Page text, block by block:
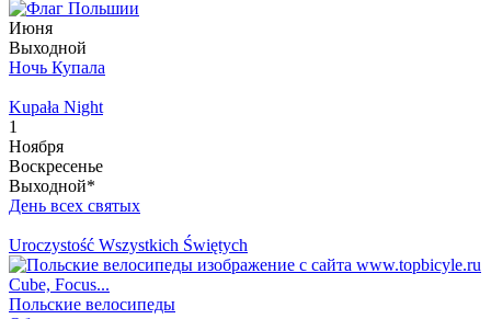
Июня
Выходной
Ночь Купала
Kupała Night
1
Ноября
Воскресенье
Выходной*
День всех святых
Uroczystość Wszystkich Świętych
Cube, Focus...
Польcкие велосипеды